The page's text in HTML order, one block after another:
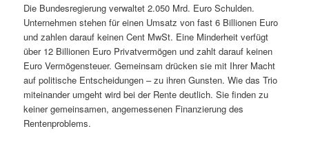
Die Bundesregierung verwaltet 2.050 Mrd. Euro Schulden.
Unternehmen stehen für einen Umsatz von fast 6 Billionen Euro
und zahlen darauf keinen Cent MwSt. Eine Minderheit verfügt
über 12 Billionen Euro Privatvermögen und zahlt darauf keinen
Euro Vermögensteuer. Gemeinsam drücken sie mit Ihrer Macht
auf politische Entscheidungen – zu ihren Gunsten. Wie das Trio
miteinander umgeht wird bei der Rente deutlich. Sie finden zu
keiner gemeinsamen, angemessenen Finanzierung des
Rentenproblems.